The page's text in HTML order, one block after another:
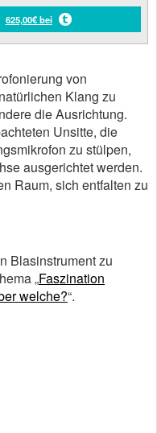
625,00€ bei
von
Klang zu
die Ausrichtung.
Unsitte, die
zu stülpen,
ausgerichtet werden.
Raum, sich entfalten zu
Blasinstrument zu
„Faszination
welche?“.